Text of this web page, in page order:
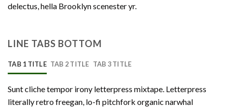
delectus, hella Brooklyn scenester yr.
LINE TABS BOTTOM
TAB 1 TITLE TAB 2 TITLE TAB 3 TITLE
Sunt cliche tempor irony letterpress mixtape. Letterpress
literally retro freegan, lo-fi pitchfork organic narwhal